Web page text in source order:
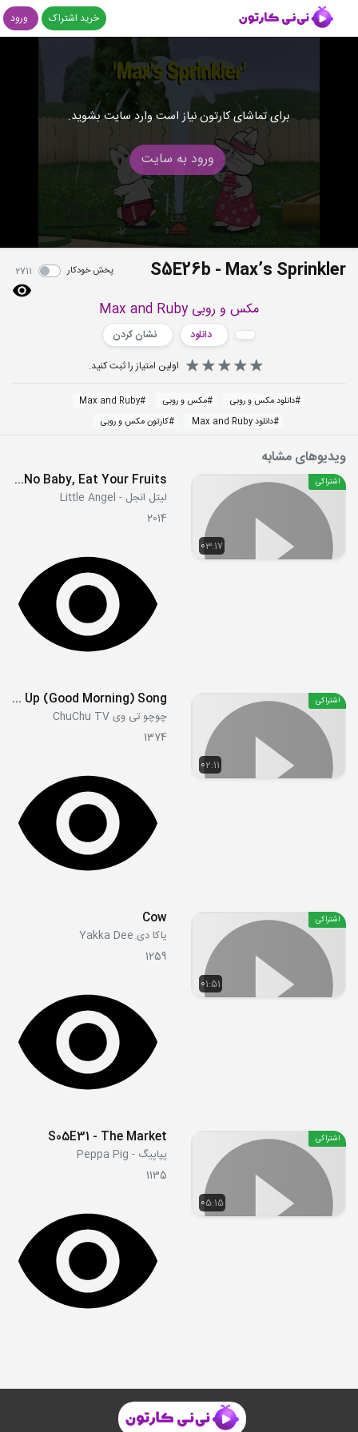
خرید اشتراک ورود
برای تماشای کارتون نیاز است وارد سایت بشوید.
ورود به سایت
S5E26b - Max’s Sprinkler پخش خودکار 2711
مکس و روبی Max and Ruby
دانلود
نشان کردن
اولین امتیاز را ثبت کنید.
#دانلود مکس و روبی #مکس و روبی #
Max and Ruby
#دانلود Max and Ruby #کارتون مکس و روبی
ویدیوهای مشابه
03:17
اشتراکی No No Baby, Eat Your Fruits!
لیتل انجل - Little Angel
2014
02:11
اشتراکی Wake Up (Good Morning) Song
چوچو تی وی ChuChu TV
1374
01:51
اشتراکی Cow
یاکا دی Yakka Dee
1259
05:15
اشتراکی S05E31 - The Market
پپاپیگ - Peppa Pig
1135